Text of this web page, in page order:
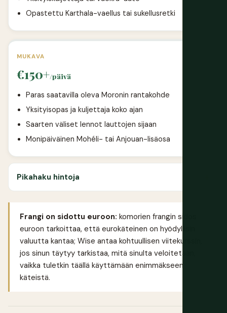
Opastettu Karthala-vaellus tai sukellusretki
MUKAVA
€150+/päivä
Paras saatavilla oleva Moronin rantakohde
Yksityisopas ja kuljettaja koko ajan
Saarten väliset lennot lauttojen sijaan
Monipäiväinen Mohéli- tai Anjouan-lisäosa
Pikahaku hintoja
Frangi on sidottu euroon: komorien frangin sidos
euroon tarkoittaa, että eurokäteinen on hyödyllisin
valuutta kantaa; Wise antaa kohtuullisen viitekurssin,
jos sinun täytyy tarkistaa, mitä sinulta veloitetaan,
vaikka tuletkin täällä käyttämään enimmäkseen
käteistä.